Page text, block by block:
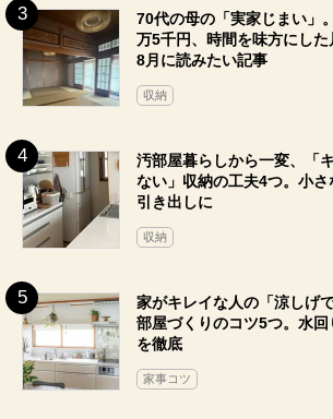
70代の母の「実家じまい」
万5千円、時間を味方にした
8月に読みたい記事
収納
汚部屋暮らしから一変、「
ない」収納の工夫4つ。小
引き出しに
収納
家がキレイな人の「涼しげ
部屋づくりのコツ5つ。水回
を徹底
家事コツ